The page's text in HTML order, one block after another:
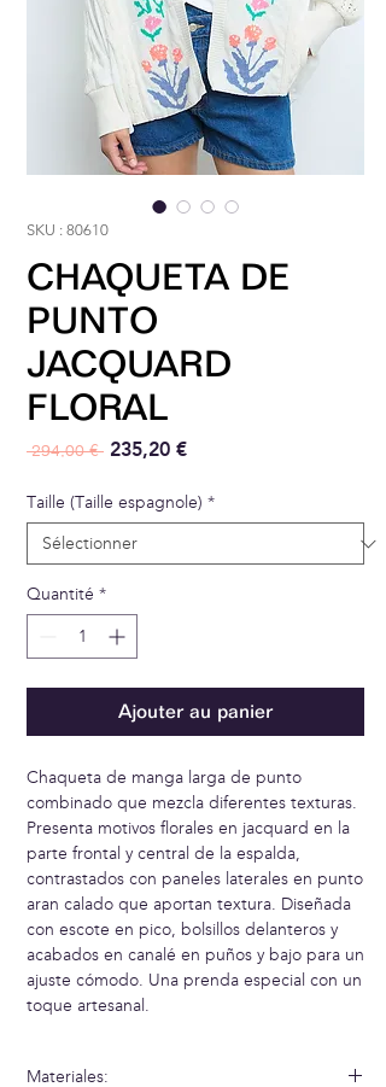
SKU : 80610
CHAQUETA DE
PUNTO
JACQUARD
FLORAL
294,00 € Prix original
235,20 €Prix promotionnel
Taille (Taille espagnole) *
Quantité *
Ajouter au panier
Chaqueta de manga larga de punto
combinado que mezcla diferentes texturas.
Presenta motivos florales en jacquard en la
parte frontal y central de la espalda,
contrastados con paneles laterales en punto
aran calado que aportan textura. Diseñada
con escote en pico, bolsillos delanteros y
acabados en canalé en puños y bajo para un
ajuste cómodo. Una prenda especial con un
toque artesanal.
Materiales: